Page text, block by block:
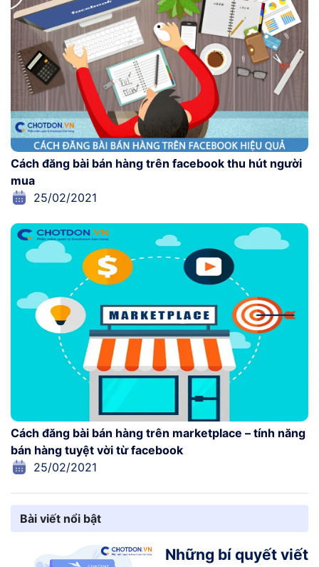
Cách đăng bài bán hàng trên facebook thu hút người
mua
25/02/2021
Cách đăng bài bán hàng trên marketplace – tính năng
bán hàng tuyệt vời từ facebook
25/02/2021
Bài viết nổi bật
Những bí quyết viết